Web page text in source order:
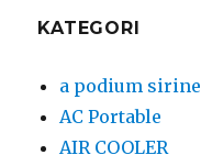
KATEGORI
a podium sirine
AC Portable
AIR COOLER